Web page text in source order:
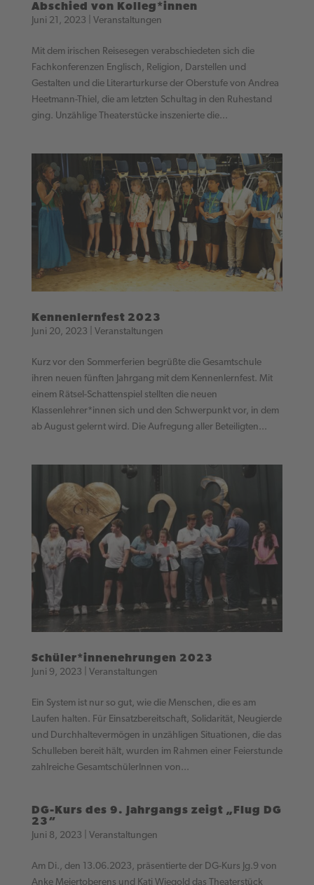
Abschied von Kolleg*innen
Juni 21, 2023 Veranstaltungen
Mit dem irischen Reisesegen verabschiedeten sich die
Fachkonferenzen Englisch, Religion, Darstellen und
Gestalten und die Literarturkurse der Oberstufe von Andrea
Heetmann-Thiel, die am letzten Schultag in den Ruhestand
ging. Unzählige Theaterstücke inszenierte die...
Kennenlernfest 2023
Juni 20, 2023 Veranstaltungen
Kurz vor den Sommerferien begrüßte die Gesamtschule
ihren neuen fünften Jahrgang mit dem Kennenlernfest. Mit
einem Rätsel-Schattenspiel stellten die neuen
Klassenlehrer*innen sich und den Schwerpunkt vor, in dem
ab August gelernt wird. Die Aufregung aller Beteiligten...
Schüler*innenehrungen 2023
Juni 9, 2023 Veranstaltungen
Ein System ist nur so gut, wie die Menschen, die es am
Laufen halten. Für Einsatzbereitschaft, Solidarität, Neugierde
und Durchhaltevermögen in unzähligen Situationen, die das
Schulleben bereit hält, wurden im Rahmen einer Feierstunde
zahlreiche GesamtschülerInnen von...
DG-Kurs des 9. Jahrgangs zeigt „Flug DG
23“
Juni 8, 2023 Veranstaltungen
Am Di., den 13.06.2023, präsentierte der DG-Kurs Jg.9 von
Anke Meiertoberens und Kati Wiegold das Theaterstück